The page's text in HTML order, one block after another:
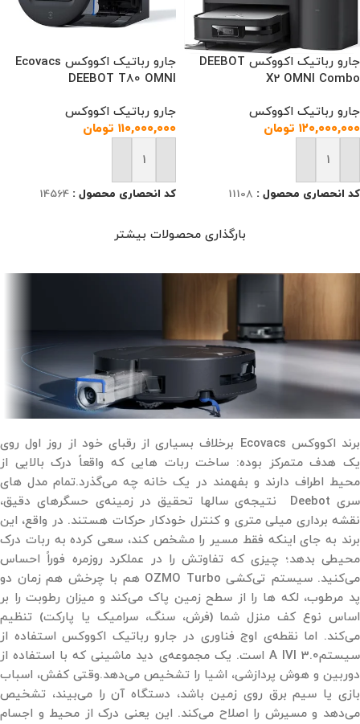
جارو رباتیک اکووکس DEEBOT
X2 OMNI Combo
جارو رباتیک اکووکس
۱۲۰,۰۰۰,۰۰۰ تومان
افزودن به سبد خرید
کد انحصاری محصول : 11108
جارو رباتیک اکووکس Ecovacs
DEEBOT T80 OMNI
جارو رباتیک اکووکس
۱۱۰,۰۰۰,۰۰۰ تومان
افزودن به سبد خرید
کد انحصاری محصول : 14564
بارگذاری محصولات بیشتر
برند اکووکس Ecovacs برخلاف بسیاری از رقبای خود از روز اول روی
یک هدف متمرکز بوده: ساخت ربات ‌هایی که واقعاً درک بالایی از
محیط اطراف دارند و بفهمند در یک خانه چه می‌گذرد.تمام مدل‌ های
سری Deebot نتیجه‌ی سالها تحقیق در زمینه‌ی حسگرهای دقیق،
نقشه ‌برداری میلی متری و کنترل خودکار حرکات هستند. در واقع، این
برند به ‌جای اینکه فقط مسیر را مشخص کند، سعی کرده به ربات درک
محیطی بدهد؛ چیزی که تفاوتش را در عملکرد روزمره فوراً احساس
می‌کنید. سیستم تی‌کشی OZMO Turbo هم با چرخش هم ‌زمان دو
پد مرطوب، لکه ‌ها را از سطح زمین پاک می‌کند و میزان رطوبت را بر
اساس نوع کف منزل شما (فرش، سنگ، سرامیک یا پارکت) تنظیم
می‌کند. اما نقطه‌ی اوج فناوری در جارو رباتیک اکووکس استفاده از
سیستمA IVI 3.0 است. یک مجموعه‌ی دید ماشینی که با استفاده از
دوربین و هوش پردازشی، اشیا را تشخیص می‌دهد.وقتی کفش، اسباب‌
بازی یا سیم برق روی زمین باشد، دستگاه آن را می‌بیند، تشخیص
می‌دهد و مسیرش را اصلاح می‌کند. این یعنی درک از محیط و اجسام